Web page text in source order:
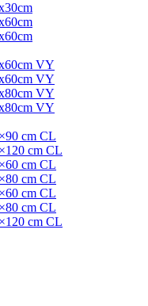
VY
VY
VY
VY
cm CL
cm CL
cm CL
cm CL
cm CL
cm CL
cm CL